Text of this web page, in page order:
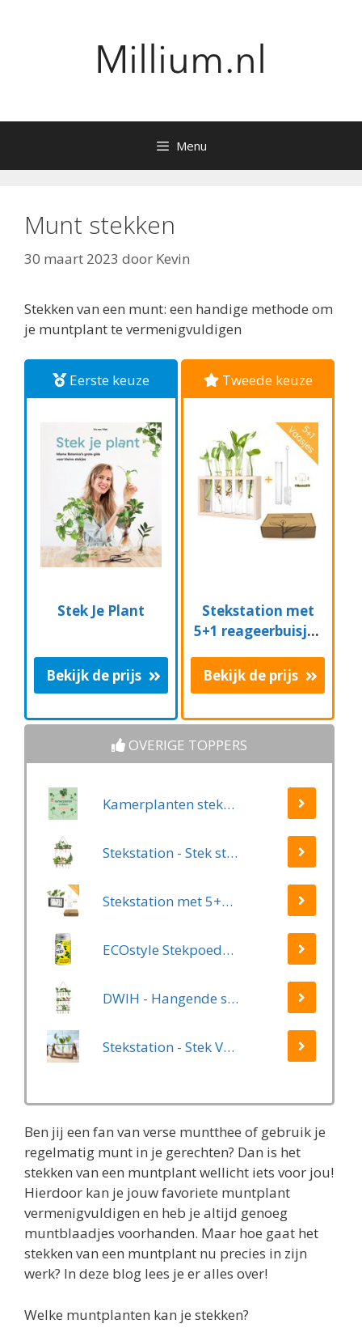
Menu
Munt stekken
30 maart 2023 door Kevin
Stekken van een munt: een handige methode om
je muntplant te vermenigvuldigen
Eerste keuze
Stek Je Plant
Bekijk de prijs
Tweede keuze
Stekstation met
5+1 reageerbuisjes
borsteltje en
ophangsysteem |
set - hydroponie -
droogbloemen
Bekijk de prijs
OVERIGE TOPPERS
Kamerplanten stekken
Stekstation - Stek station vaasjes - Stekjes - Stekken - Planten stekken - Stek vaasjes - Stek glaasjes - Steklab - Reageerbuisjes - Inclusief 10 buisjes - Ophangbaar - Hout - Glas - Bruin
Stekstation met 5+1 reageerbuisjes - zwart hout - met borsteltje en ophangsysteem | stek station - vaasjes - glaasjes - set - hydroponie - hydrocultuur - stekjes - droogbloemen
ECOstyle Stekpoeder Stimuleert Wortelvorming - Voor Sier & Kamerplanten - Helpt Stekjes Uitgroeien tot een Volwaardige Plant - 25 GR
DWIH - Hangende stekjes boom - Geschikt voor 15 stekjes, bloemen, waterplanten (Hydroponie)
Stekstation - Stek Vaasjes - 3 Glazen Vaasjes - Planten Stekken - Stek Glaasjes - Hydrocultuur
Ben jij een fan van verse muntthee of gebruik je
regelmatig munt in je gerechten? Dan is het
stekken van een muntplant wellicht iets voor jou!
Hierdoor kan je jouw favoriete muntplant
vermenigvuldigen en heb je altijd genoeg
muntblaadjes voorhanden. Maar hoe gaat het
stekken van een muntplant nu precies in zijn
werk? In deze blog lees je er alles over!
Welke muntplanten kan je stekken?